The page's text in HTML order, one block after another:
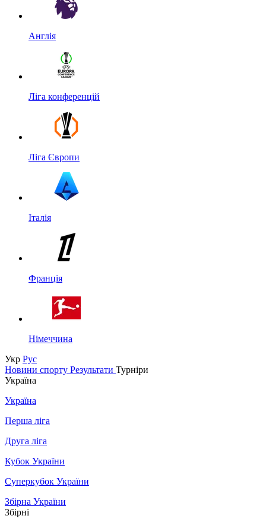
Англія
Ліга конференцій
Ліга Європи
Італія
Франція
Німеччина
Укр Рус
Новини спорту Результати Турніри
Україна
Україна
Перша ліга
Друга ліга
Кубок України
Суперкубок України
Збірна України
Збірні